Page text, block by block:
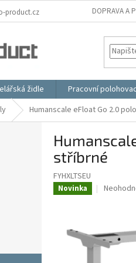
product.cz DOPRAVA A
židle Pracovní
Humanscale eFloat Go 2.0
stříbrné
FYHXLTSEU
Novinka
0,0
z